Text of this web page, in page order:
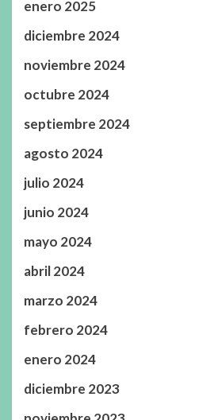
enero 2025
diciembre 2024
noviembre 2024
octubre 2024
septiembre 2024
agosto 2024
julio 2024
junio 2024
mayo 2024
abril 2024
marzo 2024
febrero 2024
enero 2024
diciembre 2023